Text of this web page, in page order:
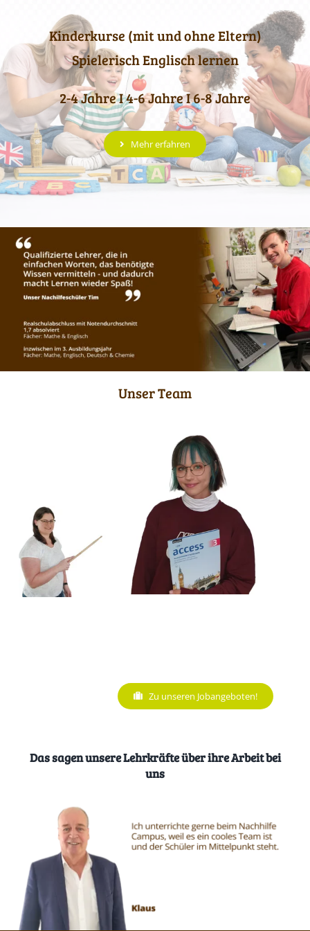
Kinderkurse (mit und ohne Eltern)
Spielerisch Englisch lernen
2-4 Jahre I 4-6 Jahre I 6-8 Jahre
Mehr erfahren
Unser Team
Zu unseren Jobangeboten!
Das sagen unsere Lehrkräfte über ihre Arbeit bei
uns